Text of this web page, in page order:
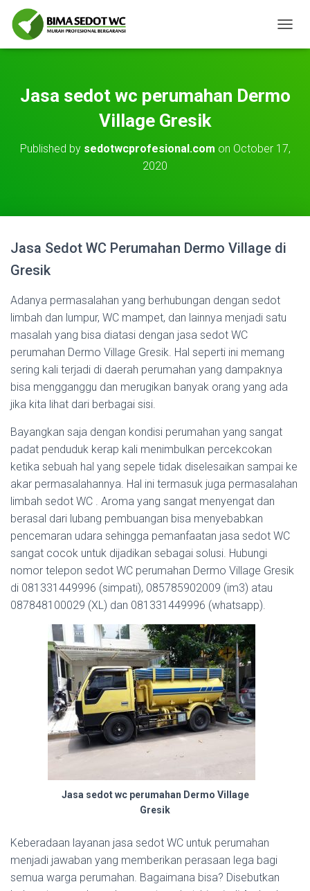
O
E
I
O
Jasa sedot wc perumahan Dermo
Village Gresik
Published by sedotwcprofesional.com on October 17,
2020
Jasa Sedot WC Perumahan Dermo Village di
Gresik
Adanya permasalahan yang berhubungan dengan sedot
limbah dan lumpur, WC mampet, dan lainnya menjadi satu
masalah yang bisa diatasi dengan jasa sedot WC
perumahan Dermo Village Gresik. Hal seperti ini memang
sering kali terjadi di daerah perumahan yang dampaknya
bisa mengganggu dan merugikan banyak orang yang ada
jika kita lihat dari berbagai sisi.
Bayangkan saja dengan kondisi perumahan yang sangat
padat penduduk kerap kali menimbulkan percekcokan
ketika sebuah hal yang sepele tidak diselesaikan sampai ke
akar permasalahannya. Hal ini termasuk juga permasalahan
limbah sedot WC . Aroma yang sangat menyengat dan
berasal dari lubang pembuangan bisa menyebabkan
pencemaran udara sehingga pemanfaatan jasa sedot WC
sangat cocok untuk dijadikan sebagai solusi. Hubungi
nomor telepon sedot WC perumahan Dermo Village Gresik
di 081331449996 (simpati), 085785902009 (im3) atau
087848100029 (XL) dan 081331449996 (whatsapp).
Jasa sedot wc perumahan Dermo Village
Gresik
Keberadaan layanan jasa sedot WC untuk perumahan
menjadi jawaban yang memberikan perasaan lega bagi
semua warga perumahan. Bagaimana bisa? Disebutkan